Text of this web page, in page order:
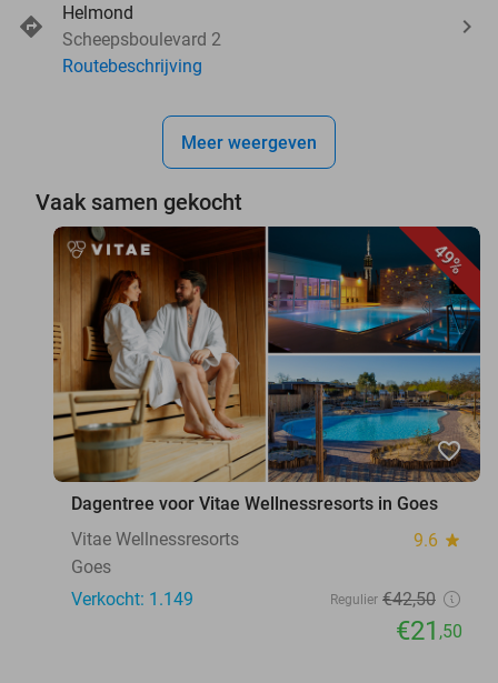
Helmond
Scheepsboulevard 2
Routebeschrijving
Meer weergeven
Vaak samen gekocht
49%
favorite_border
Dagentree voor Vitae Wellnessresorts in Goes
Vitae Wellnessresorts
9.6 star
Goes
Verkocht: 1.149
Regulier €42,50
€21 ,50